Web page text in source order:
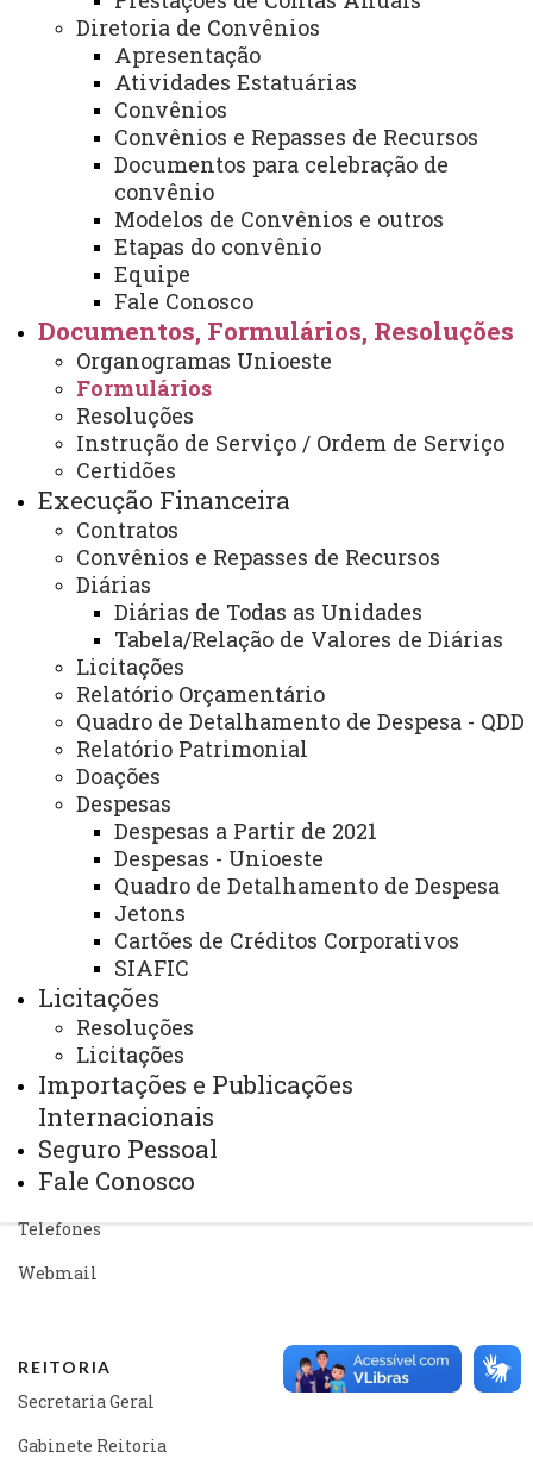
Diretoria de Convênios
Apresentação
Atividades Estatuárias
Convênios
Convênios e Repasses de Recursos
Documentos para celebração de
convênio
Modelos de Convênios e outros
Etapas do convênio
Equipe
Fale Conosco
Documentos, Formulários, Resoluções
Organogramas Unioeste
Formulários
Resoluções
Instrução de Serviço / Ordem de Serviço
Certidões
Execução Financeira
Contratos
Convênios e Repasses de Recursos
Diárias
Diárias de Todas as Unidades
Tabela/Relação de Valores de Diárias
Licitações
Relatório Orçamentário
Quadro de Detalhamento de Despesa - QDD
Relatório Patrimonial
Doações
Despesas
Despesas a Partir de 2021
Despesas - Unioeste
Quadro de Detalhamento de Despesa
Jetons
Cartões de Créditos Corporativos
SIAFIC
Licitações
Resoluções
Licitações
Importações e Publicações
Internacionais
Seguro Pessoal
Fale Conosco
hospedagem.
Solicitação de passagemAÉREA
Solicitação de passagemRODOVIÁRIA
Solicitação de serviço de transporte
Solicitação de compras ou serviços por meio de
adiantamento
Solicitação de Diárias Nacionais
Solicitação de Diárias Internacionais
Solicitação de Diárias para Reitor
Solicitação de Diárias Nacionais com Recursos
Federais
Solicitação de Diárias Internacionais com Recursos
Federais
Solicitação de envio de Sedex
ATUALIZAÇÃO MAIS RECENTE: 08 DE JUNHO DE
ACESSOS: 29512
Você está aqui:Unioeste
Administração e Finanças
Documentos, Formulários, Resoluções
Formulários
Acesso Restrito (Editores do Portal)
Arquivo Virtual
Bibliotecas
Identidade Visual
Mapa do Site
Ouvidoria
Portal Office 365
Sistemas
Telefones
Webmail
REITORIA
Secretaria Geral
Gabinete Reitoria